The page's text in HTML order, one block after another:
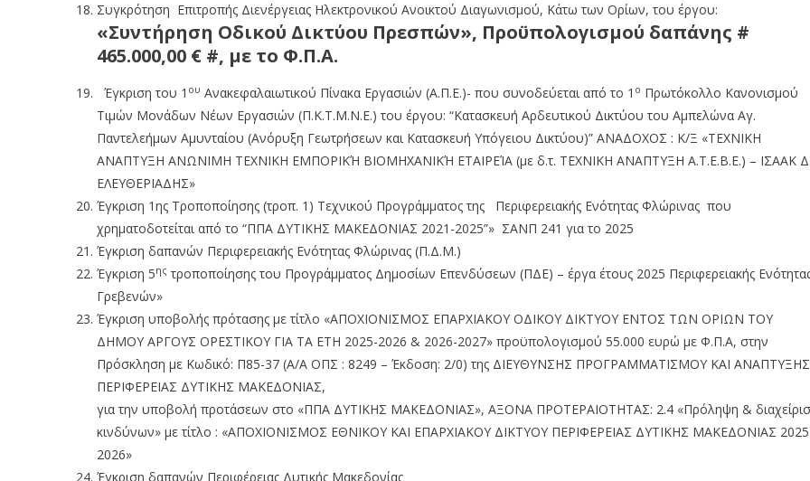
Συγκρότηση Επιτροπής Διενέργειας Ηλεκτρονικού Ανοικτού Διαγωνισμού, Κάτω των Ορίων, του έργου:
«Συντήρηση Οδικού Δικτύου Πρεσπών», Προϋπολογισμού δαπάνης #
465.000,00 € #, με το Φ.Π.Α.
Έγκριση του 1 ου Ανακεφαλαιωτικού Πίνακα Εργασιών (Α.Π.Ε.)- που συνοδεύεται από το 1 ο Πρωτόκολλο Κανονισμού
Τιμών Μονάδων Νέων Εργασιών (Π.Κ.Τ.Μ.Ν.Ε.) του έργου: “Κατασκευή Αρδευτικού Δικτύου του Αμπελώνα Αγ.
Παντελεήμων Αμυνταίου (Ανόρυξη Γεωτρήσεων και Κατασκευή Υπόγειου Δικτύου)” ΑΝΑΔΟΧΟΣ : Κ/Ξ «ΤΕΧΝΙΚΗ
ΑΝΑΠΤΥΞΗ ΑΝΩΝΙΜΗ ΤΕΧΝΙΚΗ ΕΜΠΟΡΙΚΉ ΒΙΟΜΗΧΑΝΙΚΉ ΕΤΑΙΡΕΊΑ (με δ.τ. ΤΕΧΝΙΚΗ ΑΝΑΠΤΥΞΗ Α.Τ.Ε.Β.Ε.) – ΙΣΑΑΚ
ΕΛΕΥΘΕΡΙΑΔΗΣ»
Έγκριση 1ης Τροποποίησης (τροπ. 1) Τεχνικού Προγράμματος της Περιφερειακής Ενότητας Φλώρινας που
χρηματοδοτείται από τo “ΠΠΑ ΔΥΤΙΚΗΣ ΜΑΚΕΔΟΝΙΑΣ 2021-2025”» ΣΑΝΠ 241 για το 2025
Έγκριση δαπανών Περιφερειακής Ενότητας Φλώρινας (Π.Δ.Μ.)
Έγκριση 5ης τροποποίησης του Προγράμματος Δημοσίων Επενδύσεων (ΠΔΕ) – έργα έτους 2025 Περιφερειακής
Γρεβενών»
Έγκριση υποβολής πρότασης με τίτλο «ΑΠΟΧΙΟΝΙΣΜΟΣ ΕΠΑΡΧΙΑΚΟΥ ΟΔΙΚΟΥ ΔΙΚΤΥΟΥ ΕΝΤΟΣ ΤΩΝ ΟΡΙΩΝ ΤΟΥ
ΔΗΜΟΥ ΑΡΓΟΥΣ ΟΡΕΣΤΙΚΟΥ ΓΙΑ ΤΑ ΕΤΗ 2025-2026 & 2026-2027» προϋπολογισμού 55.000 ευρώ με Φ.Π.Α, στην
Πρόσκληση με Κωδικό: Π85-37 (Α/Α ΟΠΣ : 8249 – Έκδοση: 2/0) της ΔΙΕΥΘΥΝΣΗΣ ΠΡΟΓΡΑΜΜΑΤΙΣΜΟΥ ΚΑΙ ΑΝΑΠΤΥΞΗΣ
ΠΕΡΙΦΕΡΕΙΑΣ ΔΥΤΙΚΗΣ ΜΑΚΕΔΟΝΙΑΣ,
για την υποβολή προτάσεων στο «ΠΠΑ ΔΥΤΙΚΗΣ ΜΑΚΕΔΟΝΙΑΣ», ΑΞΟΝΑ ΠΡΟΤΕΡΑΙΟΤΗΤΑΣ: 2.4 «Πρόληψη &
κινδύνων» με τίτλο : «ΑΠΟΧΙΟΝΙΣΜΟΣ ΕΘΝΙΚΟΥ ΚΑΙ ΕΠΑΡΧΙΑΚΟΥ ΔΙΚΤΥΟΥ ΠΕΡΙΦΕΡΕΙΑΣ ΔΥΤΙΚΗΣ ΜΑΚΕΔΟΝΙΑΣ
2026»
Έγκριση δαπανών Περιφέρειας Δυτικής Μακεδονίας